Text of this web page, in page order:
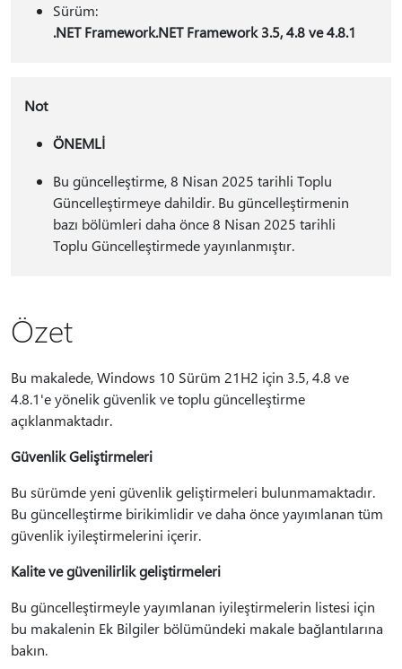
Sürüm:
.NET Framework.NET Framework 3.5, 4.8 ve 4.8.1
Not
ÖNEMLİ
Bu güncelleştirme, 8 Nisan 2025 tarihli Toplu
Güncelleştirmeye dahildir. Bu güncelleştirmenin
bazı bölümleri daha önce 8 Nisan 2025 tarihli
Toplu Güncelleştirmede yayınlanmıştır.
Özet
Bu makalede, Windows 10 Sürüm 21H2 için 3.5, 4.8 ve
4.8.1'e yönelik güvenlik ve toplu güncelleştirme
açıklanmaktadır.
Güvenlik Geliştirmeleri
Bu sürümde yeni güvenlik geliştirmeleri bulunmamaktadır.
Bu güncelleştirme birikimlidir ve daha önce yayımlanan tüm
güvenlik iyileştirmelerini içerir.
Kalite ve güvenilirlik geliştirmeleri
Bu güncelleştirmeyle yayımlanan iyileştirmelerin listesi için
bu makalenin Ek Bilgiler bölümündeki makale bağlantılarına
bakın.